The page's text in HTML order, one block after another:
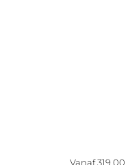
Vanaf 319,00